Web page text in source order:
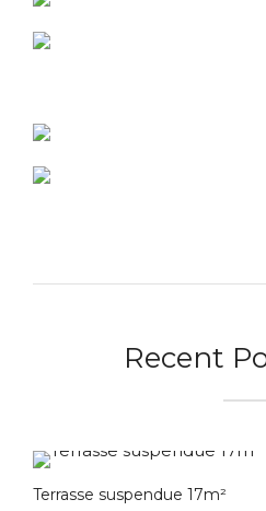
Recent
Terrasse suspendue 17m²